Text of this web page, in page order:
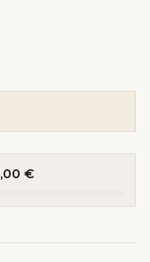
в любими
€